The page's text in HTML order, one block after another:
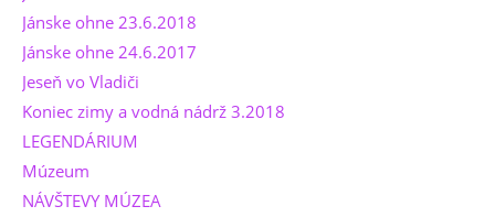
Jánske ohne 23.6.2018
Jánske ohne 24.6.2017
Jeseň vo Vladiči
Koniec zimy a vodná nádrž 3.2018
LEGENDÁRIUM
Múzeum
NÁVŠTEVY MÚZEA